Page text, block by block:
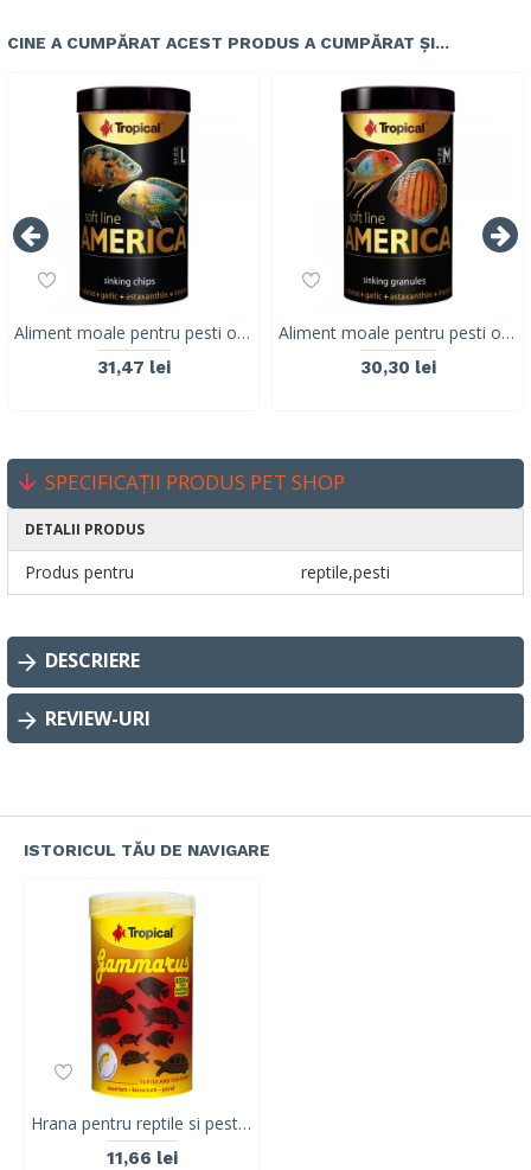
CINE A CUMPĂRAT ACEST PRODUS A CUMPĂRAT ȘI...
Aliment moale pentru pesti omnivori și carnivori din America de Nord și de Sud TROPICAL SOFT LINE, marime L ,250ML/130G
31,47 lei
Aliment moale pentru pesti omnivori și carnivori din America de Nord și de Sud TROPICAL SOFT LINE, marime M, 250ML/150G
30,30 lei
SPECIFICAȚII PRODUS PET SHOP
DETALII PRODUS
Produs pentru reptile,pesti
DESCRIERE
REVIEW-URI
ISTORICUL TĂU DE NAVIGARE
Hrana pentru reptile si pesti mari GAMMARUS, TERRARIUM, Tropical, 100ML/13G
11,66 lei